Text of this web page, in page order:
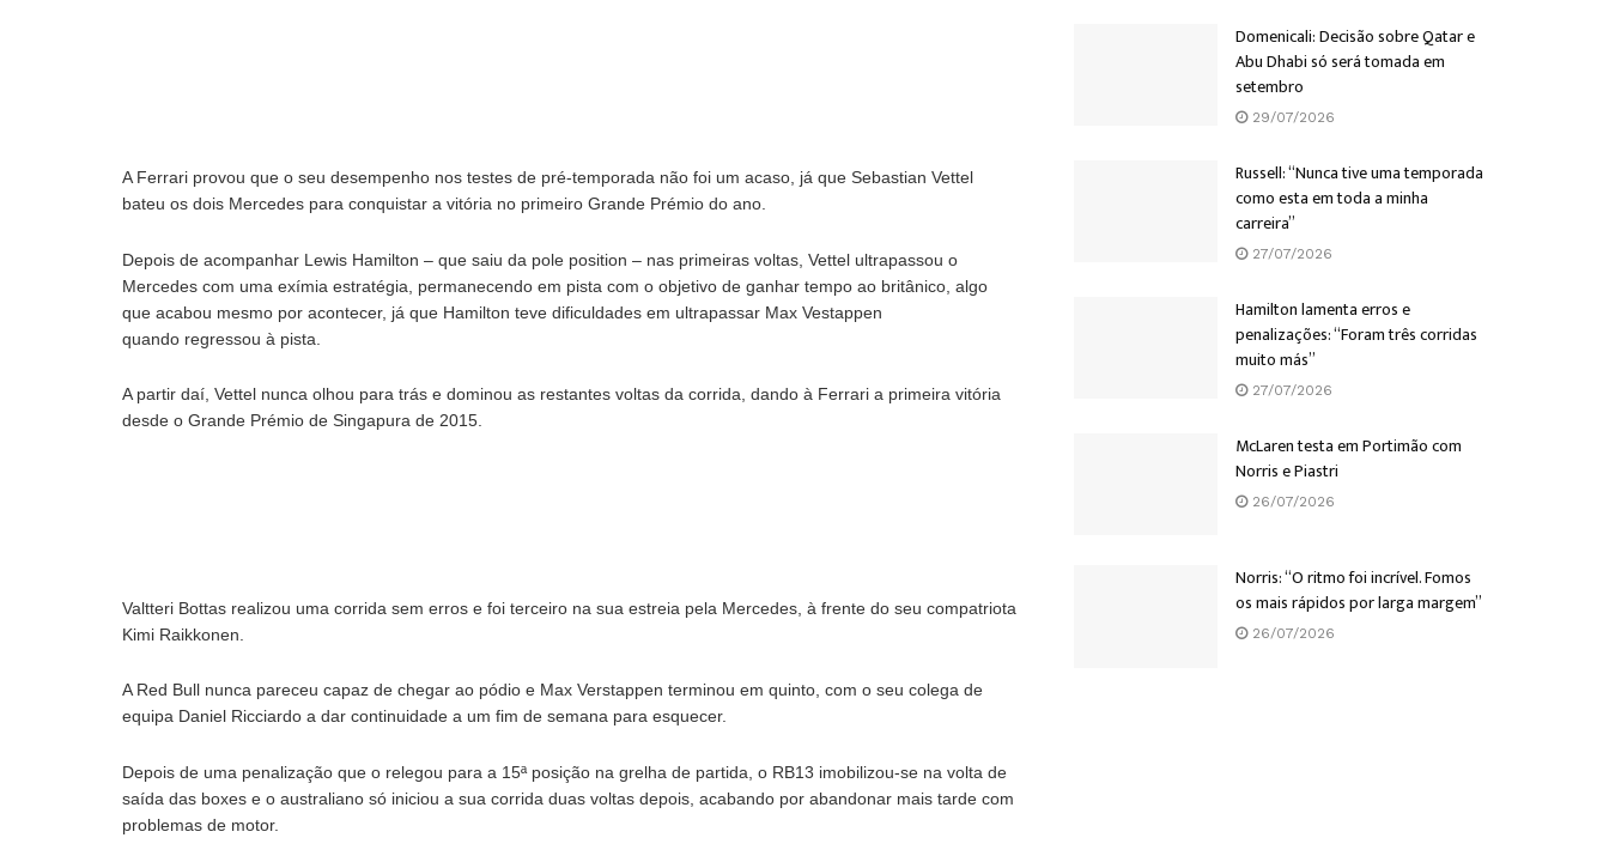
A Ferrari provou que o seu desempenho nos testes de pré-temporada não foi um acaso, já que Sebastian Vettel
bateu os dois Mercedes para conquistar a vitória no primeiro Grande Prémio do ano.
Depois de acompanhar Lewis Hamilton – que saiu da pole position – nas primeiras voltas, Vettel ultrapassou o
Mercedes com uma exímia estratégia, permanecendo em pista com o objetivo de ganhar tempo ao britânico, algo
que acabou mesmo por acontecer, já que Hamilton teve dificuldades em ultrapassar Max Vestappen
quando regressou à pista.
A partir daí, Vettel nunca olhou para trás e dominou as restantes voltas da corrida, dando à Ferrari a primeira vitória
desde o Grande Prémio de Singapura de 2015.
Valtteri Bottas realizou uma corrida sem erros e foi terceiro na sua estreia pela Mercedes, à frente do seu compatriota
Kimi Raikkonen.
A Red Bull nunca pareceu capaz de chegar ao pódio e Max Verstappen terminou em quinto, com o seu colega de
equipa Daniel Ricciardo a dar continuidade a um fim de semana para esquecer.
Depois de uma penalização que o relegou para a 15ª posição na grelha de partida, o RB13 imobilizou-se na volta de
saída das boxes e o australiano só iniciou a sua corrida duas voltas depois, acabando por abandonar mais tarde com
problemas de motor.
Domenicali: Decisão sobre Qatar e
Abu Dhabi só será tomada em
setembro
29/07/2026
Russell: “Nunca tive uma temporada
como esta em toda a minha
carreira”
27/07/2026
Hamilton lamenta erros e
penalizações: “Foram três corridas
muito más”
27/07/2026
McLaren testa em Portimão com
Norris e Piastri
26/07/2026
Norris: “O ritmo foi incrível. Fomos
os mais rápidos por larga margem”
26/07/2026